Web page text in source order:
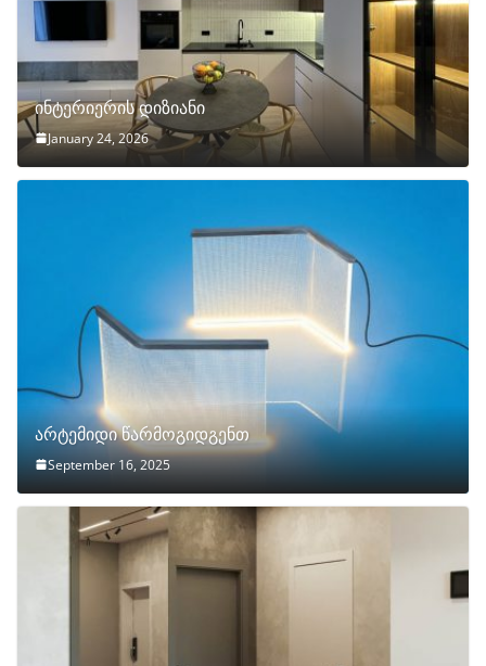
ინტერიერის დიზიანი
January 24, 2026
არტემიდი წარმოგიდგენთ
September 16, 2025